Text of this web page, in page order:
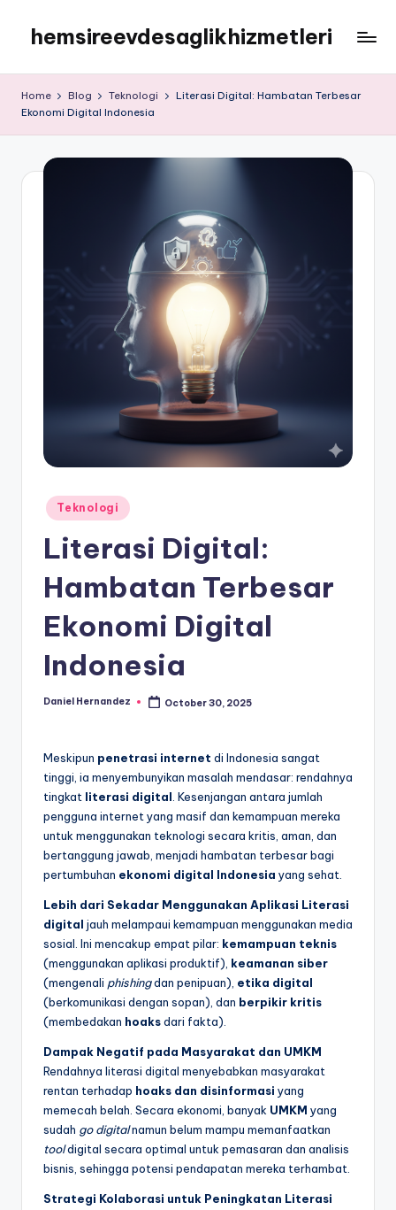
content
hemsireevdesaglikhizmetleri
Home Blog Teknologi
Literasi Digital: Hambatan Terbesar
Ekonomi Digital Indonesia
Posted
in
Teknologi
Literasi Digital:
Hambatan Terbesar
Ekonomi Digital
Indonesia
Posted
Daniel Hernandez October 30, 2025
Meskipun penetrasi internet di Indonesia sangat
tinggi, ia menyembunyikan masalah mendasar: rendahnya
tingkat literasi digital . Kesenjangan antara jumlah
pengguna internet yang masif dan kemampuan mereka
untuk menggunakan teknologi secara kritis, aman, dan
bertanggung jawab, menjadi hambatan terbesar bagi
pertumbuhan ekonomi digital Indonesia yang sehat.
Lebih dari Sekadar Menggunakan Aplikasi Literasi
digital jauh melampaui kemampuan menggunakan media
sosial. Ini mencakup empat pilar: kemampuan teknis
(menggunakan aplikasi produktif), keamanan siber
(mengenali phishingdan penipuan), etika digital
(berkomunikasi dengan sopan), dan berpikir kritis
(membedakan hoaksdari fakta).
Dampak Negatif pada Masyarakat dan UMKM
Rendahnya literasi digital menyebabkan masyarakat
rentan terhadap hoaks dan disinformasi yang
memecah belah. Secara ekonomi, banyak UMKM yang
sudah go digitalnamun belum mampu memanfaatkan
tooldigital secara optimal untuk pemasaran dan analisis
bisnis, sehingga potensi pendapatan mereka terhambat.
Strategi Kolaborasi untuk Peningkatan Literasi